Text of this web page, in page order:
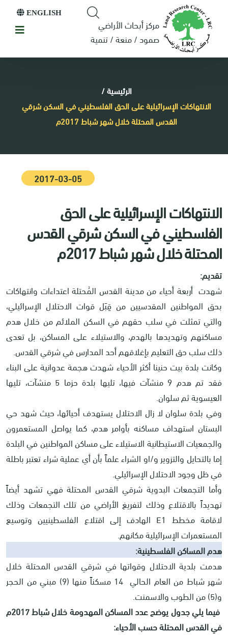
مركز أبحاث الأراضي
صمود / منعة / تنمية
ENGLISH
الرئيسية/
الانتهاكات الإسرائيلية على الحق الفلسطيني في السكن شرقي
القدس المحتلة خلال شهر شباط 2017م
2017-03-05
الانتهاكات الإسرائيلية على الحق
الفلسطيني في السكن شرقي القدس
المحتلة خلال شهر شباط 2017م
تقديم:
شهدت أربعة أحياء من مدينة القدس المُحتلة اعتداءات وانتهاكات
بحق المواطنين المقدسيين من قِبَل قوات الاحتلال الإسرائيلي،
والتي تمثلت في سلب حقهم في السكن الملائم من خلال هدم
مساكنهم وتهديدها بالهدم، والاستيلاء على المساكن، بل تعدى
ذلك سلب حق التعليم بإغلاقهم أحد المدارس في شرقي القدس.
وكانت بلدة بيت حنينا أكثر الأحياء شهدت هجمة عدوانية على البناء
فقد تم هدم 9 منشآت فيها، تليها بلدة حزما 5 منشآت، تليها
العيسوية ثم سلوان.
وفي بلدة سلوان لا زال الاحتلال يستهدف أحيائها، حيث شهد حي
البستان استهداف مساكنه بأوامر هدم، كما يواصل المستعمرون
والجمعيات الاستيطانية الاستيلاء على مساكن المواطنين في البلدة
إما بالتحايل والتزوير و/او الشراء علماً بأن أي عملية شراء تعتبر باطلة
في ظل وجود الاحتلال الإسرائيلي.
وأما التجمعات البدوية شرقي القدس المحتلة فهي تشهد أيضاً
تهديداً بالاقتلاع وذلك لتفريغ الأراضي من تلك التجمعات وذلك
لاقامة مخطط E1 الهادف إلى اقتلاع الفلسطينيين وتوسيع
المستعمرات الإسرائيلية مكانهم.
هدم المساكن الفلسطينية:
هدمت بلدية الاحتلال وقواتها في شرقي القدس المحتلة خلال
شهر شباط من العام الحالي 14 مسكناً منها (9) مبني من الحجر
و(5) من الطوب والاسمنت.
فيما يلي جدول يوضح عدد المساكن المهدومة خلال شباط 2017م
في القدس المحتلة حسب الأحياء: